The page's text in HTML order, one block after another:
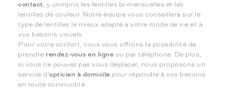
contact , y compris les lentilles bi-mensuelles et les
lentilles de couleur. Notre équipe vous conseillera sur le
type de lentilles le mieux adapté à votre mode de vie et à
vos besoins visuels.
Pour votre confort, nous vous offrons la possibilité de
prendre rendez-vous en ligne ou par téléphone. De plus,
si vous ne pouvez pas vous déplacer, nous proposons un
service d'opticien à domicile pour répondre à vos besoins
en toute commodité.